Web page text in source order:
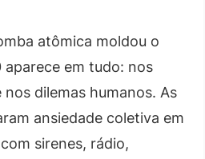
atômica moldou o
aparece em tudo: nos
dilemas humanos. As
ansiedade coletiva em
sirenes, rádio,